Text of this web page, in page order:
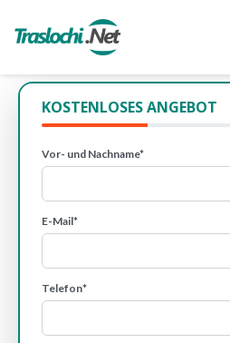
KOSTENLOSES ANGEBOT
Vor- und Nachname*
E-Mail*
Telefon*